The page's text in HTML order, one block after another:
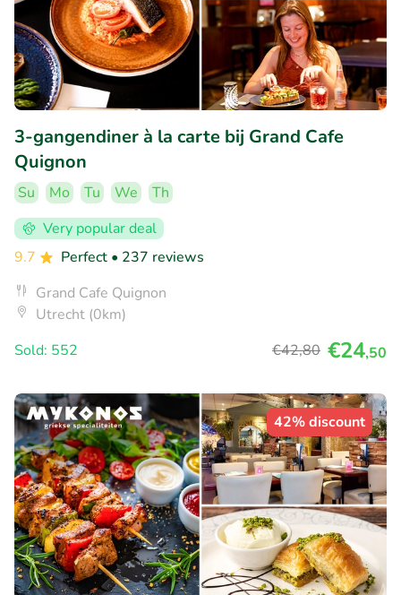
3-gangendiner à la carte bij Grand Cafe
Quignon
Su Mo Tu We
Th
Very popular deal
9.7
Perfect • 237 reviews
Grand Cafe Quignon
Utrecht (0km)
Sold: 552
€42,80 €24,50
42% discount